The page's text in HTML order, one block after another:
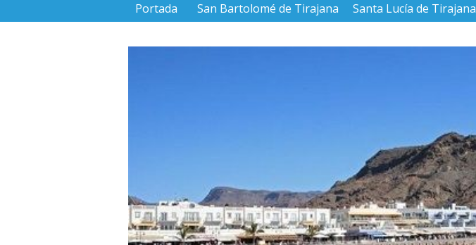
Portada San Bartolomé de Tirajana Santa Lucía de Tirajana